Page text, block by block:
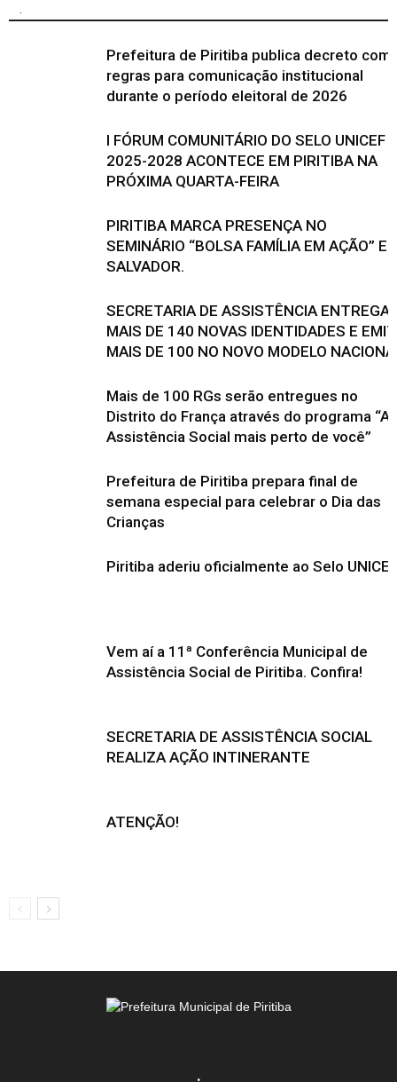
Prefeitura de Piritiba publica decreto com
regras para comunicação institucional
durante o período eleitoral de 2026
I FÓRUM COMUNITÁRIO DO SELO UNICEF
2025-2028 ACONTECE EM PIRITIBA NA
PRÓXIMA QUARTA-FEIRA
PIRITIBA MARCA PRESENÇA NO
SEMINÁRIO “BOLSA FAMÍLIA EM AÇÃO”
SALVADOR.
SECRETARIA DE ASSISTÊNCIA ENTREGA
MAIS DE 140 NOVAS IDENTIDADES E
MAIS DE 100 NO NOVO MODELO
Mais de 100 RGs serão entregues no
Distrito do França através do programa “A
Assistência Social mais perto de você”
Prefeitura de Piritiba prepara final de
semana especial para celebrar o Dia das
Crianças
Piritiba aderiu oficialmente ao Selo UNICEF
Vem aí a 11ª Conferência Municipal de
Assistência Social de Piritiba. Confira!
SECRETARIA DE ASSISTÊNCIA SOCIAL
REALIZA AÇÃO INTINERANTE
ATENÇÃO!
.